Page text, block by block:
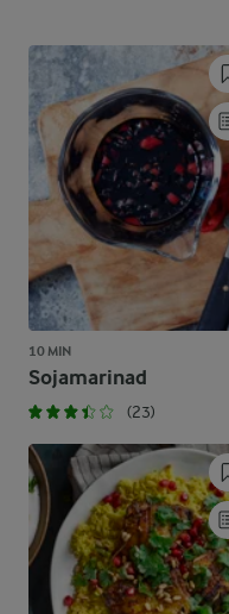
10 MIN
Sojamarinad
(23)